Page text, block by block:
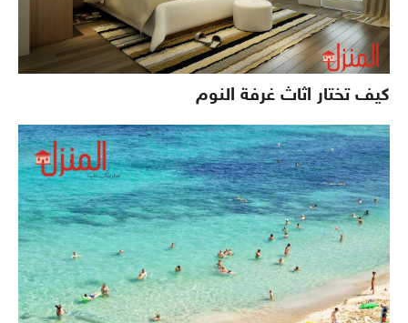
كيف تختار اثاث غرفة النوم